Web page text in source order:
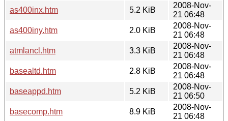
as400inx.htm
5.2 KiB
2008-Nov-
21 06:48
as400iny.htm
2.0 KiB
2008-Nov-
21 06:48
atmlancl.htm
3.3 KiB
2008-Nov-
21 06:48
basealtd.htm
2.8 KiB
2008-Nov-
21 06:48
baseappd.htm
5.2 KiB
2008-Nov-
21 06:50
basecomp.htm
8.9 KiB
2008-Nov-
21 06:48